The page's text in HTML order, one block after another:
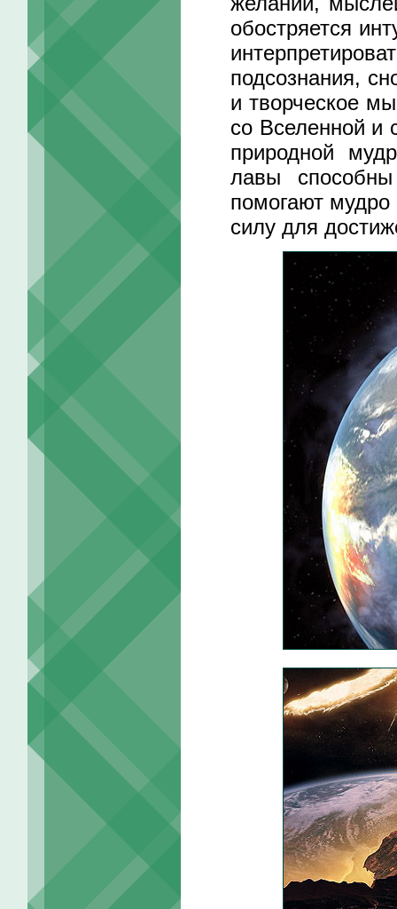
обостряется
подсознания,
и творческое
со Вселенной и
природной
лавы
помогают мудро
силу для